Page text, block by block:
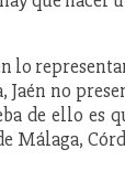
lo
no
de ello es
Málaga,